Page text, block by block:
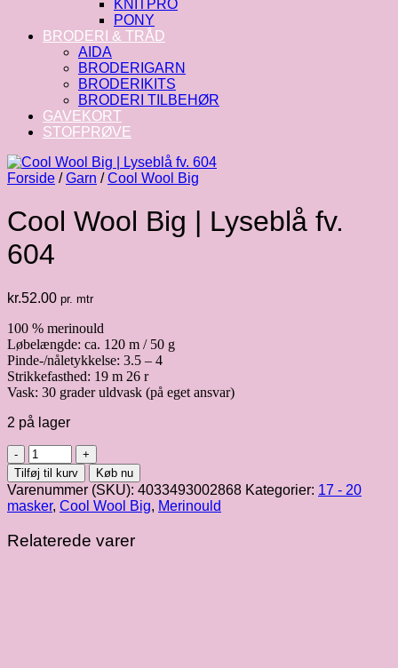
KNITPRO
PONY
BRODERI & TRÅD
AIDA
BRODERIGARN
BRODERIKITS
BRODERI TILBEHØR
GAVEKORT
STOFPRØVE
Forside / Garn / Cool Wool Big
Cool Wool Big | Lyseblå fv.
604
kr.52.00 pr. mtr
100 % merinould
Løbelængde: ca. 120 m / 50 g
Pinde-/nåletykkelse: 3.5 – 4
Strikkefasthed: 19 m 26 r
Vask: 30 grader uldvask (på eget ansvar)
2 på lager
Cool
Wool
Big
|
Lyseblå
fv.
604
Tilføj til kurv Køb nu
Varenummer (SKU): 4033493002868 Kategorier: 17 - 20
masker, Cool Wool Big, Merinould
Relaterede varer